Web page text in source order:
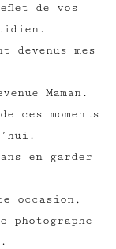
de vos
devenus mes
Maman.
ces moments
en garder
occasion,
photographe